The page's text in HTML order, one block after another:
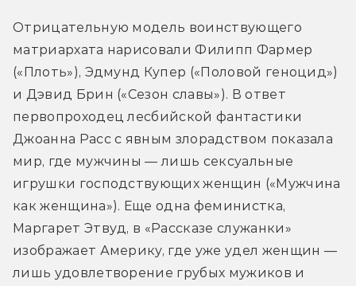
Отрицательную модель воинствующего
матриархата нарисовали Филипп Фармер
(«Плоть»), Эдмунд Купер («Половой геноцид»)
и Дэвид Брин («Сезон славы»). В ответ
первопроходец лесбийской фантастики
Джоанна Расс с явным злорадством показала
мир, где мужчины — лишь сексуальные
игрушки господствующих женщин («Мужчина
как женщина»). Еще одна феминистка,
Маргарет Этвуд, в «Рассказе служанки»
изображает Америку, где уже удел женщин —
лишь удовлетворение грубых мужиков и